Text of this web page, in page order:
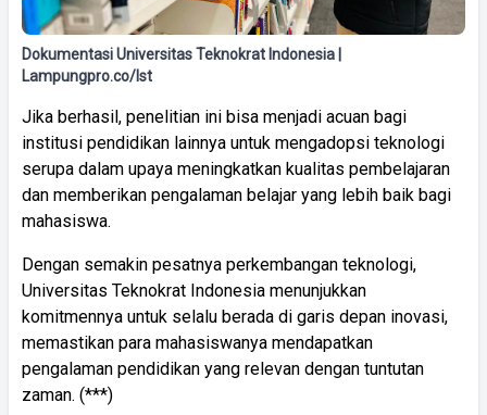
Dokumentasi Universitas Teknokrat Indonesia |
Lampungpro.co/Ist
Jika berhasil, penelitian ini bisa menjadi acuan bagi
institusi pendidikan lainnya untuk mengadopsi teknologi
serupa dalam upaya meningkatkan kualitas pembelajaran
dan memberikan pengalaman belajar yang lebih baik bagi
mahasiswa.
Dengan semakin pesatnya perkembangan teknologi,
Universitas Teknokrat Indonesia menunjukkan
komitmennya untuk selalu berada di garis depan inovasi,
memastikan para mahasiswanya mendapatkan
pengalaman pendidikan yang relevan dengan tuntutan
zaman. (***)